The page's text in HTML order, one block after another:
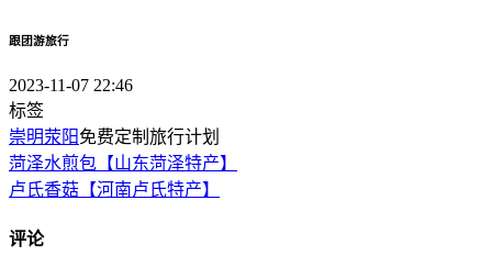
跟团游旅行
2023-11-07 22:46
标签
崇明荥阳免费定制旅行计划
菏泽水煎包【山东菏泽特产】
卢氏香菇【河南卢氏特产】
评论